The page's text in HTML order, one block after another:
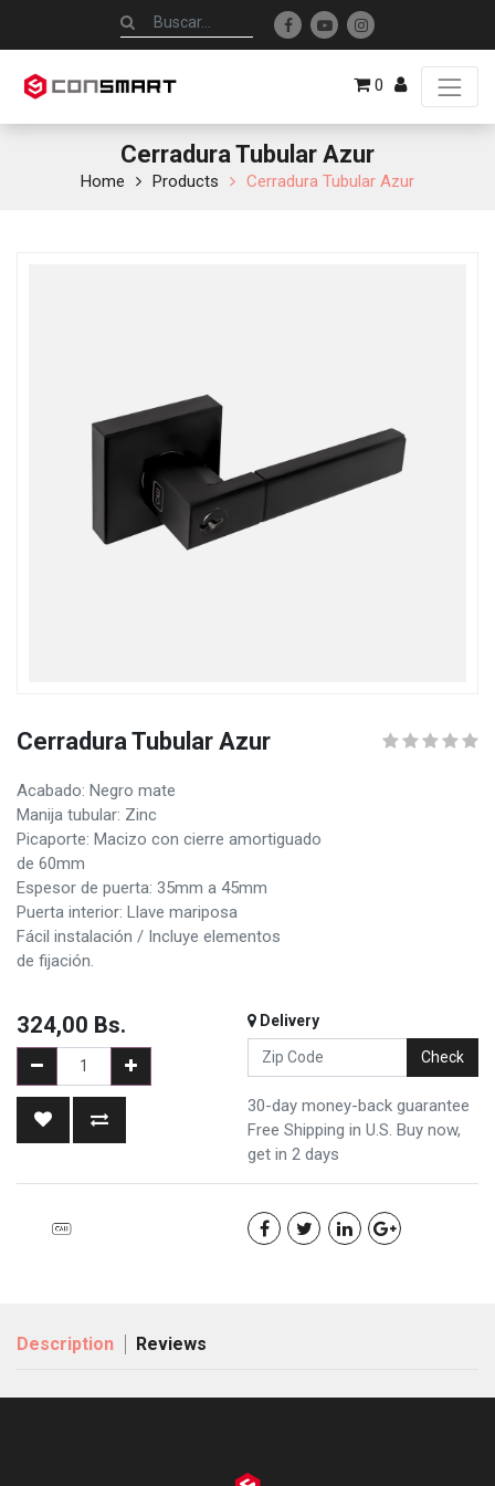
0
Cerradura Tubular Azur
Home Products Cerradura Tubular Azur
Cerradura Tubular Azur
Acabado: Negro mate
Manija tubular: Zinc
Picaporte: Macizo con cierre amortiguado
de 60mm
Espesor de puerta: 35mm a 45mm
Puerta interior: Llave mariposa
Fácil instalación / Incluye elementos
de fijación.
324,00 Bs. Delivery
Check
30-day money-back guarantee
Free Shipping in U.S. Buy now,
get in 2 days
Description Reviews